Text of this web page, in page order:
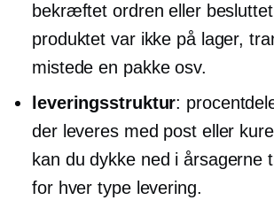
bekræftet ordren eller
produktet var ikke på lager,
mistede en pakke osv.
leveringsstruktur:
der leveres med post eller
kan du dykke ned i årsagerne
for hver type levering.